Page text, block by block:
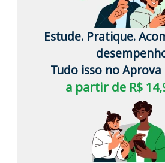
Estude. Pratique.
Tudo isso no Aprova
a partir de R$